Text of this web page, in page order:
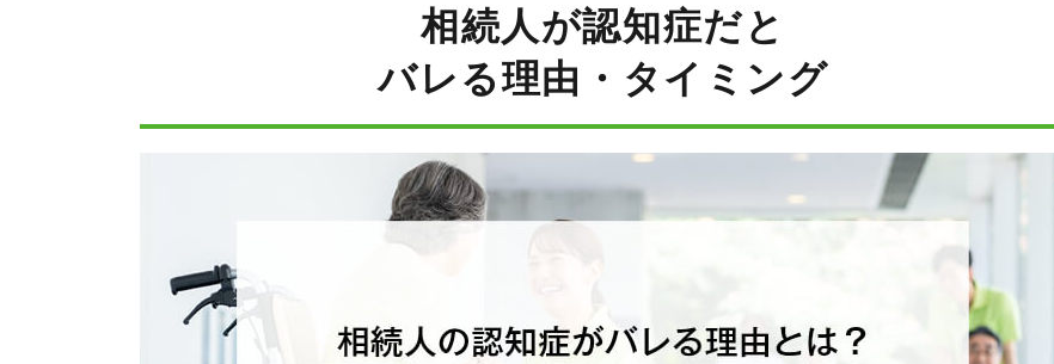
相続人が認知症だと
バレる理由・タイミング